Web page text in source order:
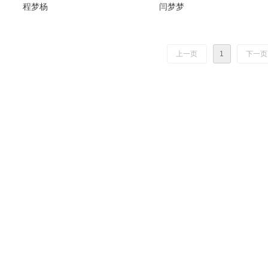
程梦杨 闫梦梦
上一页 1 下一页